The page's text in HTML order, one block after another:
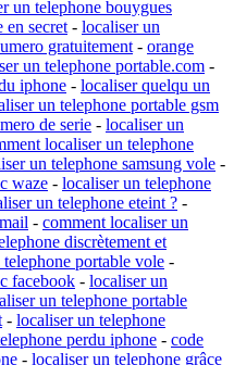
un telephone bouygues
en secret - localiser un
gratuitement - orange
un telephone portable.com -
iphone - localiser quelqu un
un telephone portable gsm
de serie - localiser un
localiser un telephone
un telephone samsung vole -
waze - localiser un telephone
un telephone eteint ? -
- comment localiser un
discrètement et
portable vole -
facebook - localiser un
un telephone portable
- localiser un telephone
perdu iphone - code
- localiser un telephone grâce